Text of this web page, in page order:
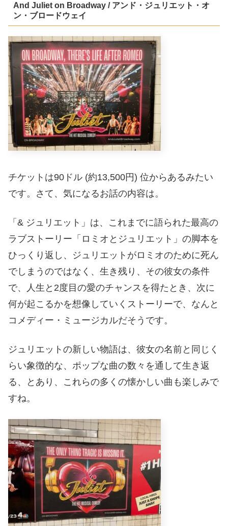
And Juliet on Broadway / アンド・ジュリエット・オ
ン・ブロードウェイ
チケットは90ドル (約13,500円) 位からあるみたい
です。さて、気になるお話の内容は。
「& ジュリエット」は、これまでに語られた最高の
ラブストーリー「ロミオとジュリエット」の脚本を
ひっくり返し、ジュリエットがロミオのために死ん
でしまうのではなく、生き残り、その彼女の条件
で、人生と2度目の愛のチャンスを得たとき、次に
何が起こるかを想像していくストーリーで、なんと
コメディー・ミュージカルだそうです。
ジュリエットの新しい物語は、彼女の名前と同じく
らい象徴的な、ポップな曲の数々を通して生き返
る、とあり、これらの多くの懐かしい曲も楽しみで
すね。